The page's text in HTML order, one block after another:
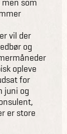
men som
vil der
og
opleve
for
juni og
er store